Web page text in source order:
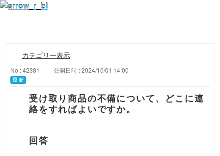
カテゴリー表示
No : 42381 公開日時 : 2024/10/01 14:00
受け取り商品の不備について、どこに連
絡をすればよいですか。